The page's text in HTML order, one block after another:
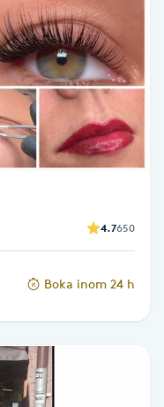
4.7650
Boka inom 24 h